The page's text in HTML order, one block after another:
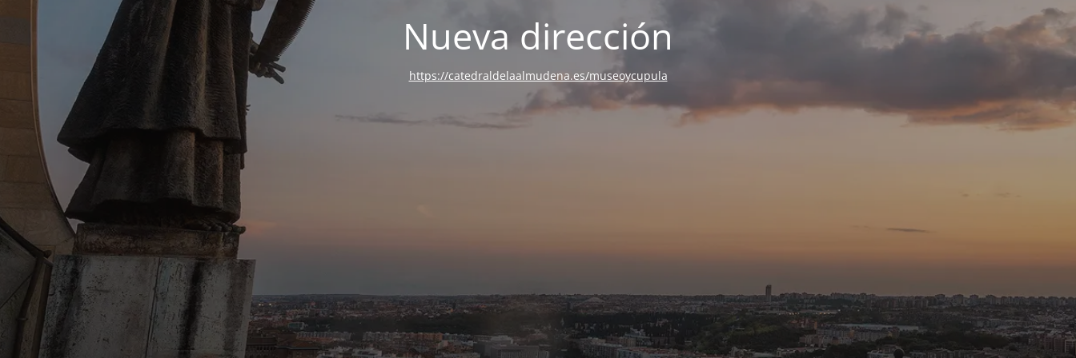
Nueva dirección
https://catedraldelaalmudena.es/museoycupula